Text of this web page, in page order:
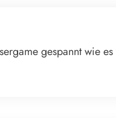
gespannt wie es